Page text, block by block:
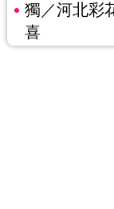
獨／河北彩
喜